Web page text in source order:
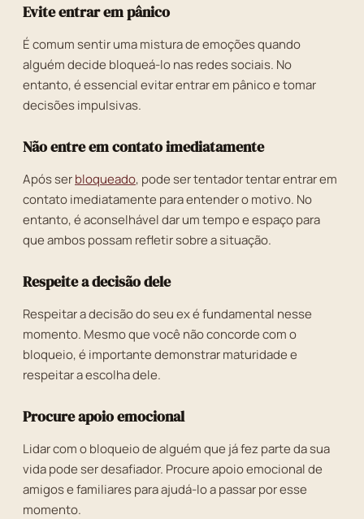
Evite entrar em pânico
É comum sentir uma mistura de emoções quando
alguém decide bloqueá-lo nas redes sociais. No
entanto, é essencial evitar entrar em pânico e tomar
decisões impulsivas.
Não entre em contato imediatamente
Após serbloqueado, pode ser tentador tentar entrar em
contato imediatamente para entender o motivo. No
entanto, é aconselhável dar um tempo e espaço para
que ambos possam refletir sobre a situação.
Respeite a decisão dele
Respeitar a decisão do seu ex é fundamental nesse
momento. Mesmo que você não concorde com o
bloqueio, é importante demonstrar maturidade e
respeitar a escolha dele.
Procure apoio emocional
Lidar com o bloqueio de alguém que já fez parte da sua
vida pode ser desafiador. Procure apoio emocional de
amigos e familiares para ajudá-lo a passar por esse
momento.